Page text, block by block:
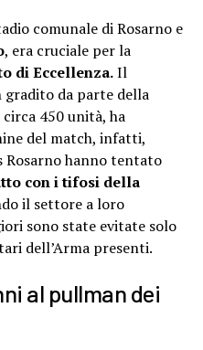
comunale di Rosarno e
, era cruciale per la
di Eccellenza.Il
da parte della
450 unità, ha
del match, infatti,
hanno tentato
con i tifosi della
il settore a loro
sono state evitate solo
dell’Arma presenti.
al pullman dei